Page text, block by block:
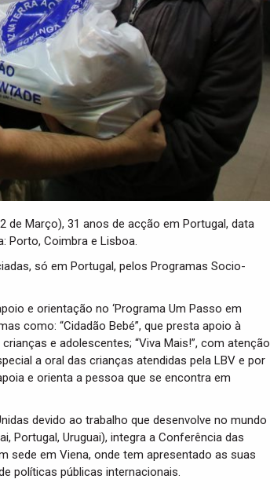
de Março), 31 anos de acção em Portugal, data
Porto, Coimbra e Lisboa.
só em Portugal, pelos Programas Socio-
e orientação no ‘Programa Um Passo em
como: “Cidadão Bebé”, que presta apoio à
e adolescentes; “Viva Mais!”, com atenção
a oral das crianças atendidas pela LBV e por
e orienta a pessoa que se encontra em
devido ao trabalho que desenvolve no mundo
Portugal, Uruguai), integra a Conferência das
sede em Viena, onde tem apresentado as suas
políticas públicas internacionais.